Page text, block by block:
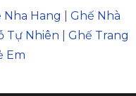
Nha Hang
Ghế Nhà
Tự Nhiên
Ghế Trang
Em